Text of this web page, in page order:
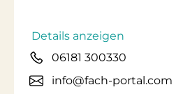
Details anzeigen
06181 300330
info@fach-portal.com